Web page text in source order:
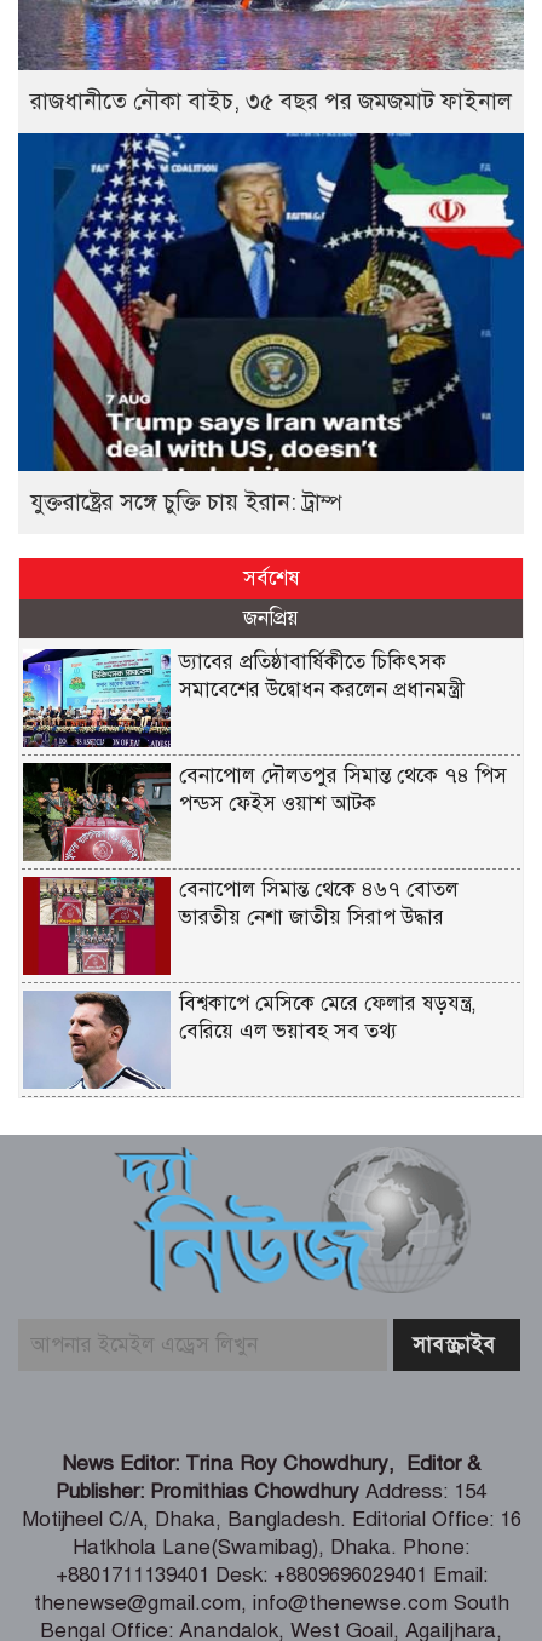
রাজধানীতে নৌকা বাইচ, ৩৫ বছর পর জমজমাট ফাইনাল
যুক্তরাষ্ট্রের সঙ্গে চুক্তি চায় ইরান: ট্রাম্প
সর্বশেষ
জনপ্রিয়
ড্যাবের প্রতিষ্ঠাবার্ষিকীতে চিকিৎসক
সমাবেশের উদ্বোধন করলেন প্রধানমন্ত্রী
বেনাপোল দৌলতপুর সিমান্ত থেকে ৭৪ পিস
পন্ডস ফেইস ওয়াশ আটক
বেনাপোল সিমান্ত থেকে ৪৬৭ বোতল
ভারতীয় নেশা জাতীয় সিরাপ উদ্ধার
বিশ্বকাপে মেসিকে মেরে ফেলার ষড়যন্ত্র,
বেরিয়ে এল ভয়াবহ সব তথ্য
৪,৩৭৪ টাকা
রাজধানীতে ডিএমপির অভিযানে ২৪ ঘণ্টায়
৪৮৫ গ্রেপ্তার, মামলা ৫০
পুলিশের অভিযানে ইয়াবা ট্যাবলেটসহ মাদক
রাজধানীতে নৌকা বাইচ, ৩৫ বছর পর
জমজমাট ফাইনাল
যুক্তরাষ্ট্রের সঙ্গে চুক্তি চায় ইরান: ট্রাম্প
News Editor: Trina Roy Chowdhury, Editor &
Publisher: Promithias Chowdhury Address: 154
Motijheel C/A, Dhaka, Bangladesh. Editorial Office: 16
Hatkhola Lane(Swamibag), Dhaka. Phone:
+8801711139401 Desk: +8809696029401 Email:
thenewse@gmail.com, info@thenewse.com South
Bengal Office: Anandalok, West Goail, Agailjhara,